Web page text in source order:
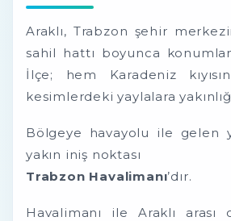
Araklı, Trabzon şehir
sahil hattı boyunca
İlçe; hem Karadeniz
kesimlerdeki yaylalara
Bölgeye havayolu ile gelen
yakın iniş noktası
Trabzon Havalimanı’dır.
Havalimanı ile Araklı arası